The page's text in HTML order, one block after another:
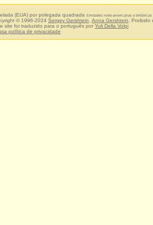
(EUA) por polegada quadrada (Unidades norte-americanas e
© 1996-2024 Sergey Gershtein Anna Gershtein .
site foi traduzido para o português por Yuli Della Volpi
política de privacidade